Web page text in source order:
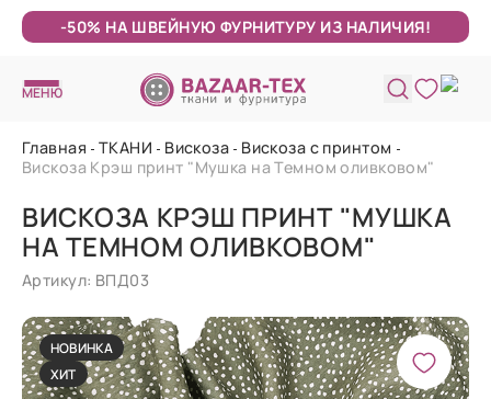
-50% НА ШВЕЙНУЮ ФУРНИТУРУ ИЗ НАЛИЧИЯ!
МЕНЮ
Главная ТКАНИ Вискоза
Вискоза с принтом
Вискоза Крэш принт "Мушка на Темном оливковом"
ВИСКОЗА КРЭШ ПРИНТ "МУШКА
НА ТЕМНОМ ОЛИВКОВОМ"
Артикул: ВПД03
НОВИНКА
ХИТ